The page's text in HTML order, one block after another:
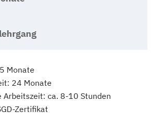
Monate
24 Monate
Arbeitszeit: ca. 8-10 Stunden
Zertifikat